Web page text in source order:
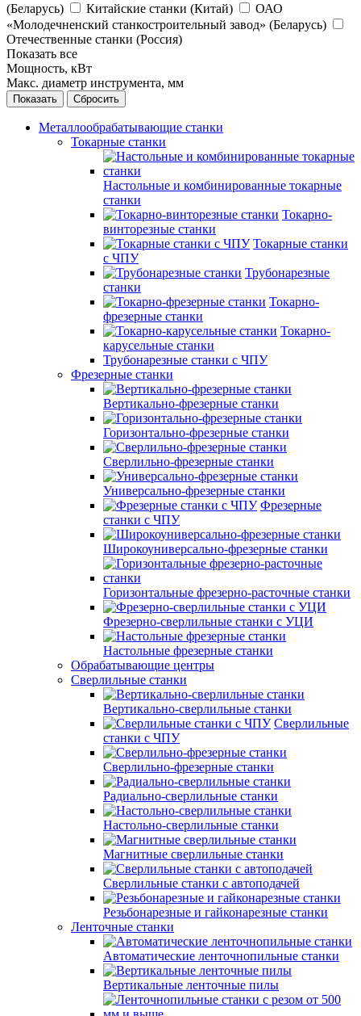
(Беларусь)
Китайские станки (Китай)
ОАО
«Молодечненский станкостроительный завод» (Беларусь)
Отечественные станки (Россия)
Показать все
Мощность, кВт
Макс. диаметр инструмента, мм
Сбросить
Металлообрабатывающие станки
Токарные станки
Настольные и комбинированные токарные
станки
Токарно-
винторезные станки
Токарные станки
с ЧПУ
Трубонарезные
станки
Токарно-
фрезерные станки
Токарно-
карусельные станки
Трубонарезные станки с ЧПУ
Фрезерные станки
Вертикально-фрезерные станки
Горизонтально-фрезерные станки
Сверлильно-фрезерные станки
Универсально-фрезерные станки
Фрезерные
станки с ЧПУ
Широкоуниверсально-фрезерные станки
Горизонтальные фрезерно-расточные станки
Фрезерно-сверлильные станки с УЦИ
Настольные фрезерные станки
Обрабатывающие центры
Сверлильные станки
Вертикально-сверлильные станки
Сверлильные
станки с ЧПУ
Сверлильно-фрезерные станки
Радиально-сверлильные станки
Настольно-сверлильные станки
Магнитные сверлильные станки
Сверлильные станки с автоподачей
Резьбонарезные и гайконарезные станки
Ленточные станки
Автоматические ленточнопильные станки
Вертикальные ленточные пилы